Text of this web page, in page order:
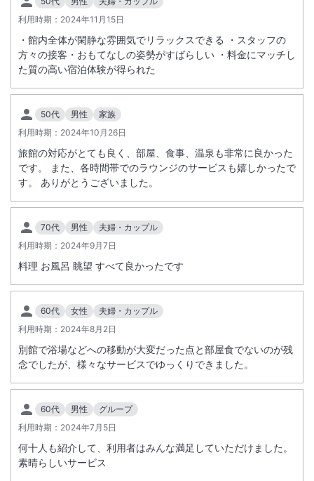
利用時期： 2024年11月15日
・館内全体が閑静な雰囲気でリラックスできる ・スタッフの
方々の接客・おもてなしの姿勢がすばらしい ・料金にマッチし
た質の高い宿泊体験が得られた
50代 男性
家族
利用時期： 2024年10月26日
旅館の対応がとても良く、部屋、食事、温泉も非常に良かった
です。 また、各時間帯でのラウンジのサービスも嬉しかったで
す。 ありがとうございました。
70代 男性
夫婦・カップル
利用時期： 2024年9月7日
料理 お風呂 眺望 すべて良かったです
60代 女性
夫婦・カップル
利用時期： 2024年8月2日
別館で浴場などへの移動が大変だった点と部屋食でないのが残
念でしたが、様々なサービスでゆっくりできました。
60代 男性
グループ
利用時期： 2024年7月5日
何十人も紹介して、利用者はみんな満足していただけました。
素晴らしいサービス